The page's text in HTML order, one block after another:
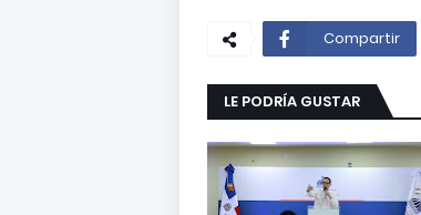
Compartir
LE PODRÍA GUSTAR